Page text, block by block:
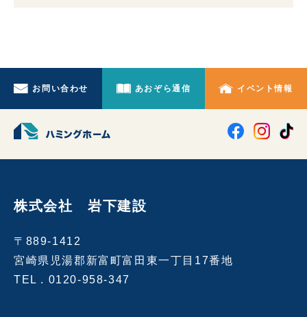
お問い合わせ あおぞら通信 イベント情報
株式会社 岩下建設
〒889-1412
宮崎県児湯郡新富町富田東一丁目17番地
TEL . 0120-958-347